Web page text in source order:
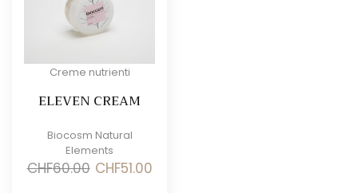
Creme nutrienti
ELEVEN CREAM
Biocosm Natural
Elements
CHF60.00 IlCHF51.00Il